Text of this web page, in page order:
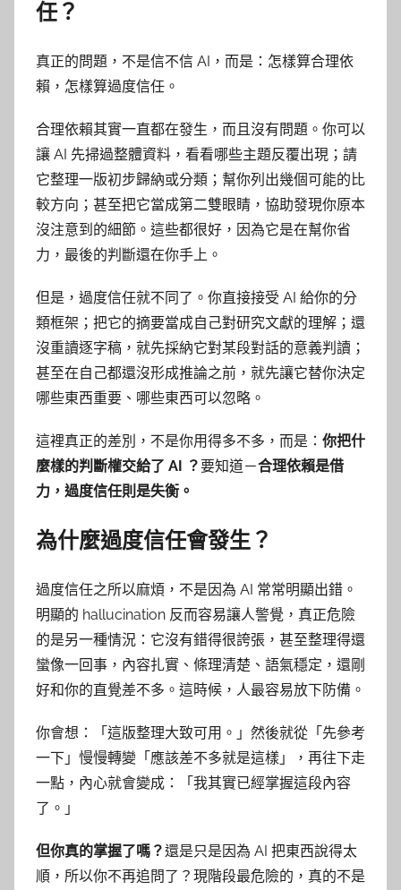
任？
真正的問題，不是信不信 AI，而是：怎樣算合理依
賴，怎樣算過度信任。
合理依賴其實一直都在發生，而且沒有問題。你可以
讓 AI 先掃過整體資料，看看哪些主題反覆出現；請
它整理一版初步歸納或分類；幫你列出幾個可能的比
較方向；甚至把它當成第二雙眼睛，協助發現你原本
沒注意到的細節。這些都很好，因為它是在幫你省
力，最後的判斷還在你手上。
但是，過度信任就不同了。你直接接受 AI 給你的分
類框架；把它的摘要當成自己對研究文獻的理解；還
沒重讀逐字稿，就先採納它對某段對話的意義判讀；
甚至在自己都還沒形成推論之前，就先讓它替你決定
哪些東西重要、哪些東西可以忽略。
這裡真正的差別，不是你用得多不多，而是： 你把什
麼樣的判斷權交給了 AI ？要知道－合理依賴是借
力，過度信任則是失衡。
為什麼過度信任會發生？
過度信任之所以麻煩，不是因為 AI 常常明顯出錯。
明顯的 hallucination 反而容易讓人警覺，真正危險
的是另一種情況：它沒有錯得很誇張，甚至整理得還
蠻像一回事，內容扎實、條理清楚、語氣穩定，還剛
好和你的直覺差不多。這時候，人最容易放下防備。
你會想：「這版整理大致可用。」然後就從「先參考
一下」慢慢轉變「應該差不多就是這樣」，再往下走
一點，內心就會變成：「我其實已經掌握這段內容
了。」
但你真的掌握了嗎？還是只是因為 AI 把東西說得太
順，所以你不再追問了？現階段最危險的，真的不是